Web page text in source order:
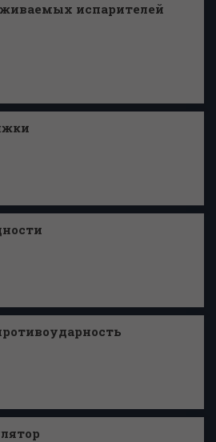
испарителей